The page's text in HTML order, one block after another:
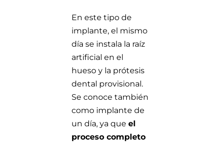
En este tipo de
implante, el mismo
día se instala la raíz
artificial en el
hueso y la prótesis
dental provisional.
Se conoce también
como implante de
un día, ya que el
proceso completo